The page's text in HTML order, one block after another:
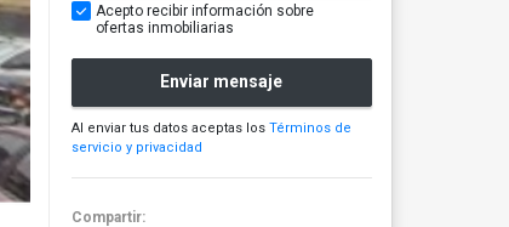
Acepto recibir información sobre
ofertas inmobiliarias
Enviar mensaje
Al enviar tus datos aceptas los Términos de
servicio y privacidad
Compartir: